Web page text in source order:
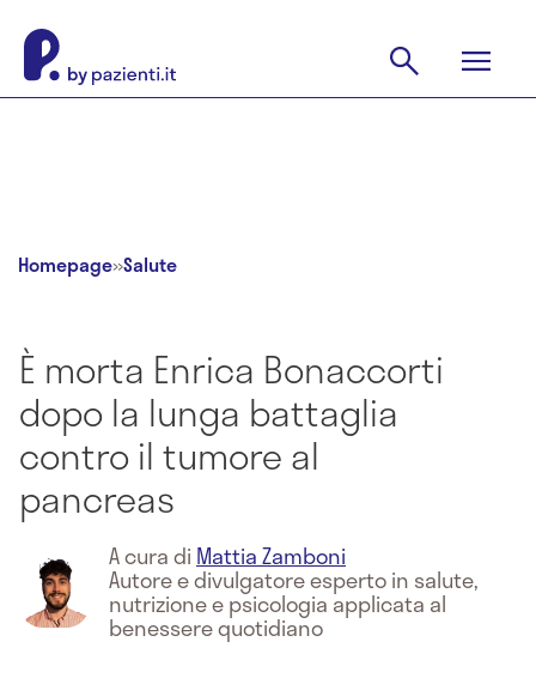
Homepage»Salute
È morta Enrica Bonaccorti
dopo la lunga battaglia
contro il tumore al
pancreas
A cura di Mattia Zamboni
Autore e divulgatore esperto in salute,
nutrizione e psicologia applicata al
benessere quotidiano